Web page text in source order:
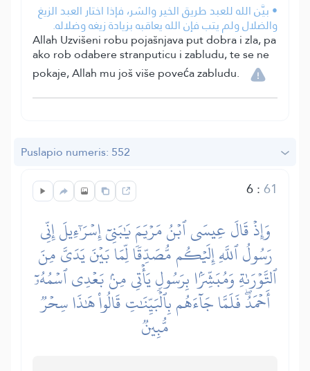
• بيَّن الله للعبد طريق الخير والشر، فإذا اختار العبد الزيغ
والضلال ولم يتب فإن الله يعاقبه بزيادة زيغه وضلاله.
Allah Uzvišeni robu pojašnjava put dobra i zla, pa
ako rob odabere stranputicu i zabludu, te se ne
pokaje, Allah mu još više poveća zabludu.
Puslapio numeris: 552
6:61
وَإِذۡ قَالَ عِيسَى ٱبۡنُ مَرۡيَمَ يَٰبَنِيٓ إِسۡرَٰٓءِيلَ إِنِّي
رَسُولُ ٱللَّهِ إِلَيۡكُم مُّصَدِّقٗا لِّمَا بَيۡنَ يَدَيَّ مِنَ
ٱلتَّوۡرَىٰةِ وَمُبَشِّرَۢا بِرَسُولٖ يَأۡتِي مِنۢ بَعۡدِي ٱسۡمُهُۥٓ
أَحۡمَدُۖ فَلَمَّا جَآءَهُم بِٱلۡبَيِّنَٰتِ قَالُواْ هَٰذَا سِحۡرٞ
مُّبِينٞ